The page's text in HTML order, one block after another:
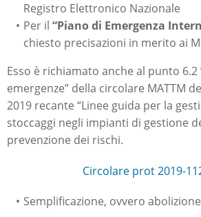
Registro Elettronico Nazionale
Per il “Piano di Emergenza
chiesto precisazioni in merito ai
Esso è richiamato anche al punto 6.2
emergenze” della circolare MATTM
2019 recante “Linee guida per la
stoccaggi negli impianti di gestione
prevenzione dei rischi.
Circolare prot 2019-
Semplificazione, ovvero abolizione